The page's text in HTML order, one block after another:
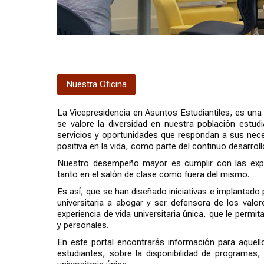
Nuestra Oficina
La Vicepresidencia en Asuntos Estudiantiles, es
se valore la diversidad en nuestra población
servicios y oportunidades que respondan a sus
positiva en la vida, como parte del continuo
Nuestro desempeño mayor es cumplir con las
tanto en el salón de clase como fuera del mismo.
Es así, que se han diseñado iniciativas e
universitaria a abogar y ser defensora de los
experiencia de vida universitaria única, que le
y personales.
En este portal encontrarás información para
estudiantes, sobre la disponibilidad de